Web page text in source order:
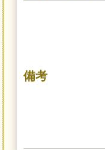
備考